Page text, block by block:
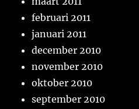
februari 2011
januari 2011
december 2010
november 2010
oktober 2010
september 2010